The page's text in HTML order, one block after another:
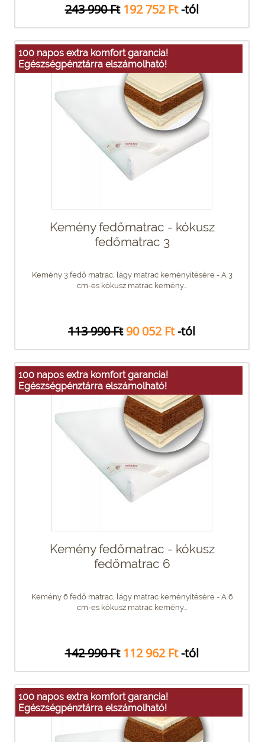
243 990 Ft 192 752 Ft-tól
100 napos extra komfort garancia!
Egészségpénztárra elszámolható!
Kemény fedőmatrac - kókusz
fedőmatrac 3
Kemény 3 fedő matrac, lágy matrac keményítésére - A 3
cm-es kókusz matrac kemény...
113 990 Ft 90 052 Ft-tól
100 napos extra komfort garancia!
Egészségpénztárra elszámolható!
Kemény fedőmatrac - kókusz
fedőmatrac 6
Kemény 6 fedő matrac, lágy matrac keményítésére - A 6
cm-es kókusz matrac kemény...
142 990 Ft 112 962 Ft-tól
100 napos extra komfort garancia!
Egészségpénztárra elszámolható!